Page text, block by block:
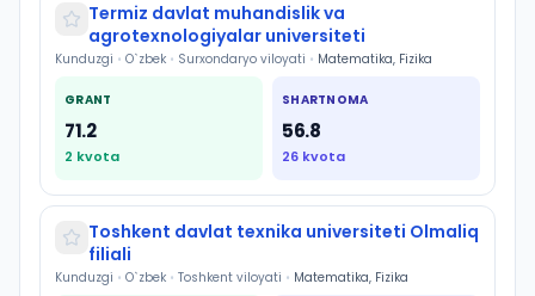
Termiz davlat muhandislik va
agrotexnologiyalar universiteti
Kunduzgi • O`zbek • Surxondaryo viloyati • Matematika, Fizika
GRANT
71.2
2 kvota
SHARTNOMA
56.8
26 kvota
Toshkent davlat texnika universiteti Olmaliq
filiali
Kunduzgi • O`zbek • Toshkent viloyati • Matematika, Fizika